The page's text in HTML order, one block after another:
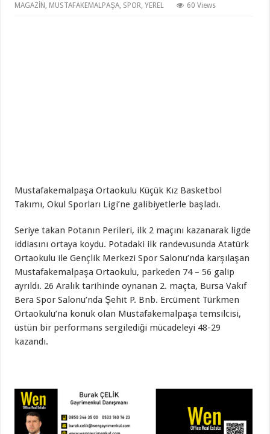
MAGAZİN MUSTAFAKEMALPAŞA SPOR ,YEREL 60 Views
Mustafakemalpaşa Ortaokulu Küçük Kız Basketbol
Takımı, Okul Sporları Ligi’ne galibiyetlerle başladı.
Seriye takan Potanın Perileri, ilk 2 maçını kazanarak ligde
iddiasını ortaya koydu. Potadaki ilk randevusunda Atatürk
Ortaokulu ile Gençlik Merkezi Spor Salonu’nda karşılaşan
Mustafakemalpaşa Ortaokulu, parkeden 74 – 56 galip
ayrıldı. 26 Aralık tarihinde oynanan 2. maçta, Bursa Vakıf
Bera Spor Salonu’nda Şehit P. Bnb. Ercüment Türkmen
Ortaokulu’na konuk olan Mustafakemalpaşa temsilcisi,
üstün bir performans sergilediği mücadeleyi 48-29
kazandı.